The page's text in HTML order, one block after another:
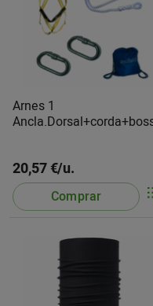
Arnes 1
20,57 €/u.
Comprar